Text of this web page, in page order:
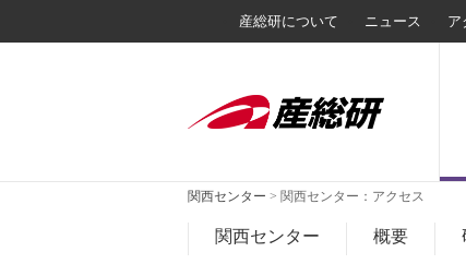
産総研について ニュース ア
関西センター > 関西センター：アクセス
関西センター 概要